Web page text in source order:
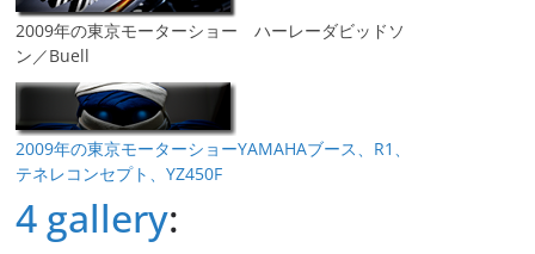
2009年の東京モーターショー ハーレーダビッドソ
ン／Buell
2009年の東京モーターショーYAMAHAブース、R1、
テネレコンセプト、YZ450F
4 gallery: